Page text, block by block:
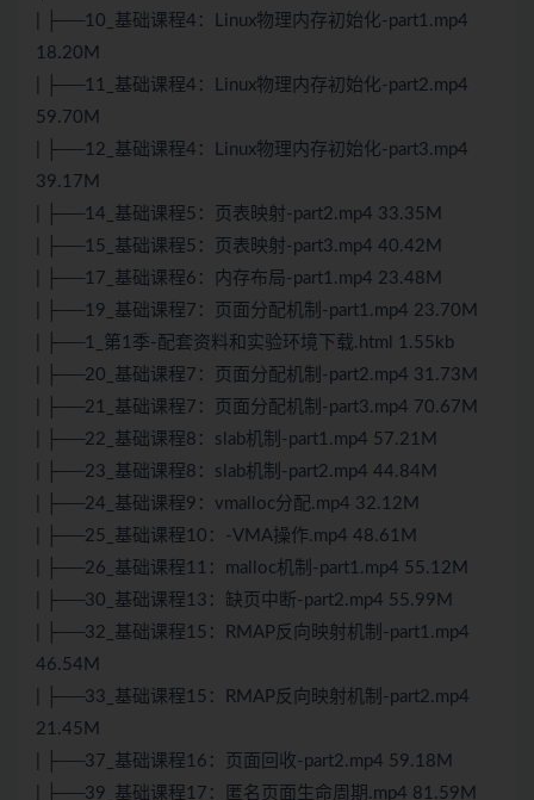
| ├──10_基础课程4：Linux物理内存初始化-part1.mp4
18.20M
| ├──11_基础课程4：Linux物理内存初始化-part2.mp4
59.70M
| ├──12_基础课程4：Linux物理内存初始化-part3.mp4
39.17M
| ├──14_基础课程5：页表映射-part2.mp4 33.35M
| ├──15_基础课程5：页表映射-part3.mp4 40.42M
| ├──17_基础课程6：内存布局-part1.mp4 23.48M
| ├──19_基础课程7：页面分配机制-part1.mp4 23.70M
| ├──1_第1季-配套资料和实验环境下载.html 1.55kb
| ├──20_基础课程7：页面分配机制-part2.mp4 31.73M
| ├──21_基础课程7：页面分配机制-part3.mp4 70.67M
| ├──22_基础课程8：slab机制-part1.mp4 57.21M
| ├──23_基础课程8：slab机制-part2.mp4 44.84M
| ├──24_基础课程9：vmalloc分配.mp4 32.12M
| ├──25_基础课程10：-VMA操作.mp4 48.61M
| ├──26_基础课程11：malloc机制-part1.mp4 55.12M
| ├──30_基础课程13：缺页中断-part2.mp4 55.99M
| ├──32_基础课程15：RMAP反向映射机制-part1.mp4
46.54M
| ├──33_基础课程15：RMAP反向映射机制-part2.mp4
21.45M
| ├──37_基础课程16：页面回收-part2.mp4 59.18M
| ├──39_基础课程17：匿名页面生命周期.mp4 81.59M